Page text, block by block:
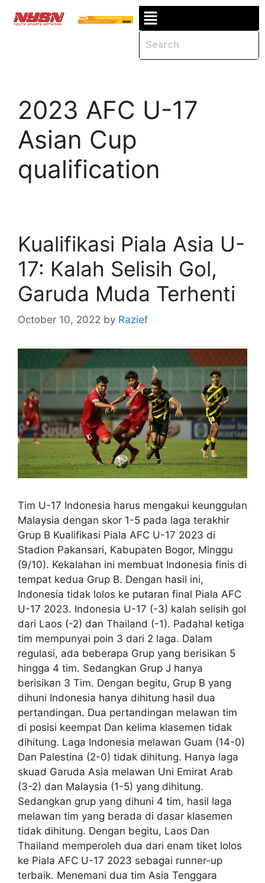
2023 AFC U-17
Asian Cup
qualification
Kualifikasi Piala Asia U-
17: Kalah Selisih Gol,
Garuda Muda Terhenti
October 10, 2022 by Razief
Tim U-17 Indonesia harus mengakui keunggulan
Malaysia dengan skor 1-5 pada laga terakhir
Grup B Kualifikasi Piala AFC U-17 2023 di
Stadion Pakansari, Kabupaten Bogor, Minggu
(9/10). Kekalahan ini membuat Indonesia finis di
tempat kedua Grup B. Dengan hasil ini,
Indonesia tidak lolos ke putaran final Piala AFC
U-17 2023. Indonesia U-17 (-3) kalah selisih gol
dari Laos (-2) dan Thailand (-1). Padahal ketiga
tim mempunyai poin 3 dari 2 laga. Dalam
regulasi, ada beberapa Grup yang berisikan 5
hingga 4 tim. Sedangkan Grup J hanya
berisikan 3 Tim. Dengan begitu, Grup B yang
dihuni Indonesia hanya dihitung hasil dua
pertandingan. Dua pertandingan melawan tim
di posisi keempat Dan kelima klasemen tidak
dihitung. Laga Indonesia melawan Guam (14-0)
Dan Palestina (2-0) tidak dihitung. Hanya laga
skuad Garuda Asia melawan Uni Emirat Arab
(3-2) dan Malaysia (1-5) yang dihitung.
Sedangkan grup yang dihuni 4 tim, hasil laga
melawan tim yang berada di dasar klasemen
tidak dihitung. Dengan begitu, Laos Dan
Thailand memperoleh dua dari enam tiket lolos
ke Piala AFC U-17 2023 sebagai runner-up
terbaik. Menemani dua tim Asia Tenggara